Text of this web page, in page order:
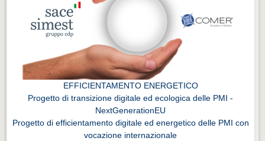
EFFICIENTAMENTO ENERGETICO
Progetto di transizione digitale ed ecologica delle PMI -
NextGenerationEU
Progetto di efficientamento digitale ed energetico delle PMI con
vocazione internazionale